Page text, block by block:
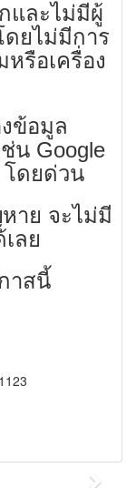
และไม่มีผู้
ยไม่มีการ
รือเครื่อง
ข้อมูล
น Google
โดยด่วน
าย จะไม่มี
ลย
าสนี้